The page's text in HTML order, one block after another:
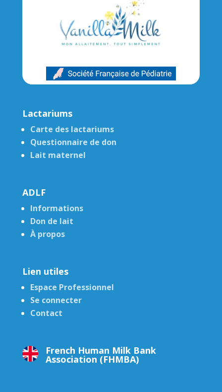
Lactariums
Carte des lactariums
Questionnaire de don
Lait maternel
ADLF
Informations
Don de lait
À propos
Lien utiles
Espace Professionnel
Se connecter
Contact
French Human Milk Bank
Association (FHMBA)